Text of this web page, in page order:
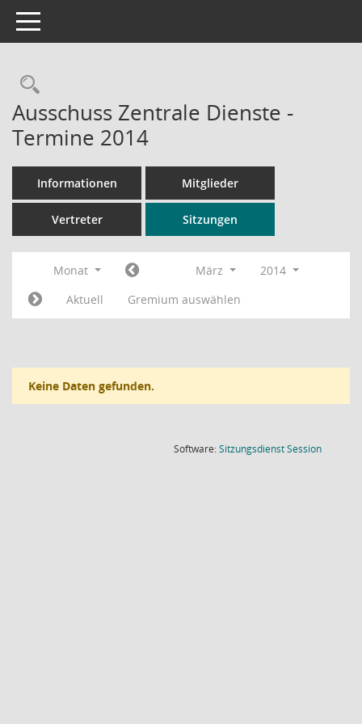
Toggle navigation
Rechercheauswahl
Ausschuss Zentrale Dienste -
Termine 2014
Informationen Mitglieder
Vertreter Sitzungen
Monat März
2014
Aktuell
Gremium auswählen
Keine Daten gefunden.
Software:SitzungsdienstSession(Wird in